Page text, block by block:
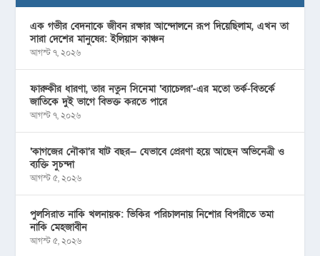
এক গভীর বেদনাকে জীবন রক্ষার আন্দোলনে রূপ দিয়েছিলাম, এখন তা
সারা দেশের মানুষের: ইলিয়াস কাঞ্চন
আগস্ট ৭, ২০২৬
ফারুকীর ধারণা, তার নতুন সিনেমা ‘ব্যাচেলর’-এর মতো তর্ক-বিতর্কে
জাতিকে দুই ভাগে বিভক্ত করতে পারে
আগস্ট ৭, ২০২৬
‘কাগজের নৌকা’র ষাট বছর— যেভাবে প্রেরণা হয়ে আছেন অভিনেত্রী ও
ব্যক্তি সুচন্দা
আগস্ট ৫, ২০২৬
পুলসিরাত নাকি খলনায়ক: ভিকির পরিচালনায় নিশোর বিপরীতে তমা
নাকি মেহজাবীন
আগস্ট ৫, ২০২৬